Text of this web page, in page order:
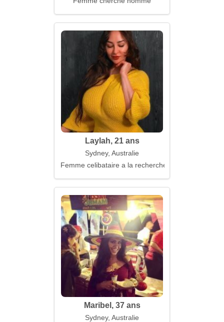
Laylah, 21 ans
Sydney, Australie
Femme celibataire a la recherche d'un mari
Maribel, 37 ans
Sydney, Australie